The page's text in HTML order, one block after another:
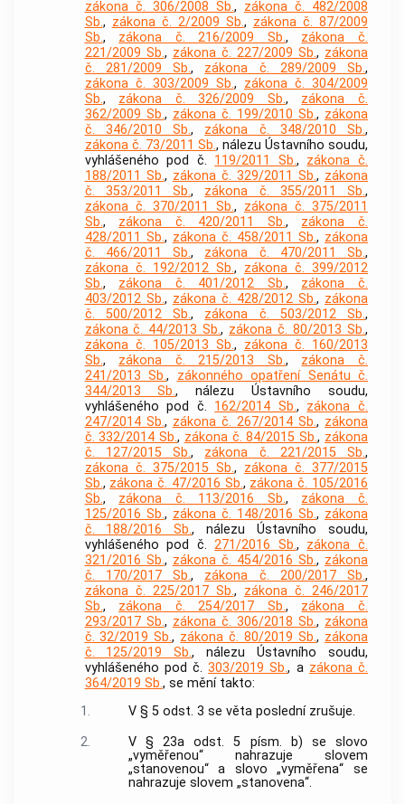
zákona č. 306/2008 Sb., zákona č. 482/2008
Sb., zákona č. 2/2009 Sb., zákona č. 87/2009
Sb., zákona č. 216/2009 Sb., zákona č.
221/2009 Sb., zákona č. 227/2009 Sb., zákona
č. 281/2009 Sb., zákona č. 289/2009 Sb.,
zákona č. 303/2009 Sb., zákona č. 304/2009
Sb., zákona č. 326/2009 Sb., zákona č.
362/2009 Sb., zákona č. 199/2010 Sb., zákona
č. 346/2010 Sb., zákona č. 348/2010 Sb.,
zákona č. 73/2011 Sb., nálezu Ústavního soudu,
vyhlášeného pod č. 119/2011 Sb., zákona č.
188/2011 Sb., zákona č. 329/2011 Sb., zákona
č. 353/2011 Sb., zákona č. 355/2011 Sb.,
zákona č. 370/2011 Sb., zákona č. 375/2011
Sb., zákona č. 420/2011 Sb., zákona č.
428/2011 Sb., zákona č. 458/2011 Sb., zákona
č. 466/2011 Sb., zákona č. 470/2011 Sb.,
zákona č. 192/2012 Sb., zákona č. 399/2012
Sb., zákona č. 401/2012 Sb., zákona č.
403/2012 Sb., zákona č. 428/2012 Sb., zákona
č. 500/2012 Sb., zákona č. 503/2012 Sb.,
zákona č. 44/2013 Sb., zákona č. 80/2013 Sb.,
zákona č. 105/2013 Sb., zákona č. 160/2013
Sb., zákona č. 215/2013 Sb., zákona č.
241/2013 Sb., zákonného opatření Senátu č.
344/2013 Sb., nálezu Ústavního soudu,
vyhlášeného pod č. 162/2014 Sb., zákona č.
247/2014 Sb., zákona č. 267/2014 Sb., zákona
č. 332/2014 Sb., zákona č. 84/2015 Sb., zákona
č. 127/2015 Sb., zákona č. 221/2015 Sb.,
zákona č. 375/2015 Sb., zákona č. 377/2015
Sb., zákona č. 47/2016 Sb., zákona č. 105/2016
Sb., zákona č. 113/2016 Sb., zákona č.
125/2016 Sb., zákona č. 148/2016 Sb., zákona
č. 188/2016 Sb., nálezu Ústavního soudu,
vyhlášeného pod č.271/2016 Sb., zákona č.
321/2016 Sb., zákona č. 454/2016 Sb., zákona
č. 170/2017 Sb., zákona č. 200/2017 Sb.,
zákona č. 225/2017 Sb., zákona č. 246/2017
Sb., zákona č. 254/2017 Sb., zákona č.
293/2017 Sb., zákona č. 306/2018 Sb., zákona
č. 32/2019 Sb., zákona č. 80/2019 Sb., zákona
č. 125/2019 Sb., nálezu Ústavního soudu,
vyhlášeného pod č.303/2019 Sb., a zákona č.
364/2019 Sb., se mění takto:
1.
V § 5 odst. 3 se věta poslední zrušuje.
2.
V § 23a odst. 5 písm. b) se slovo
„vyměřenou“ nahrazuje slovem
„stanovenou“ a slovo „vyměřena“ se
nahrazuje slovem „stanovena“.